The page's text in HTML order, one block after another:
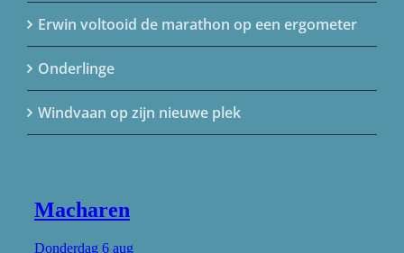
Erwin voltooid de marathon op een ergometer
Onderlinge
Windvaan op zijn nieuwe plek